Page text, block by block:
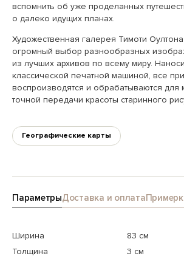
вспомнить об уже проделанных
о далеко идущих планах.
Художественная галерея Тимоти
огромный выбор разнообразных
из лучших архивов по всему миру.
классической печатной машиной, все
воспроизводятся и обрабатываются для
точной передачи красоты старинного
Географические карты
ПараметрыДоставка и оплата
Ширина
83 см
Толщина
3 см